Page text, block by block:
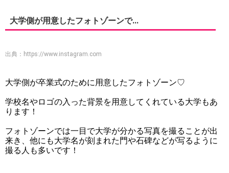
大学側が用意したフォトゾーンで...
出典： https://www.instagram.com
大学側が卒業式のために用意したフォトゾーン♡
学校名やロゴの入った背景を用意してくれている大学もあ
ります！
フォトゾーンでは一目で大学が分かる写真を撮ることが出
来き、他にも大学名が刻まれた門や石碑などが写るように
撮る人も多いです！